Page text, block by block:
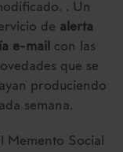
. Un
de alerta
e-mail con las
que se
produciendo
semana.
Memento Social